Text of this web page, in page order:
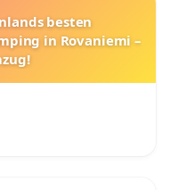
besten
in Rovaniemi –